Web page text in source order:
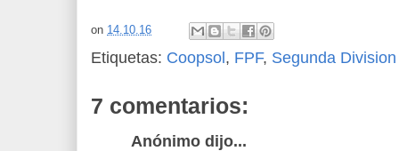
on 14.10.16
Etiquetas: Coopsol, FPF, Segunda
7 comentarios:
Anónimo dijo...